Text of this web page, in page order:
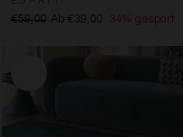
€59,00 Ab €39,00 34% gespart